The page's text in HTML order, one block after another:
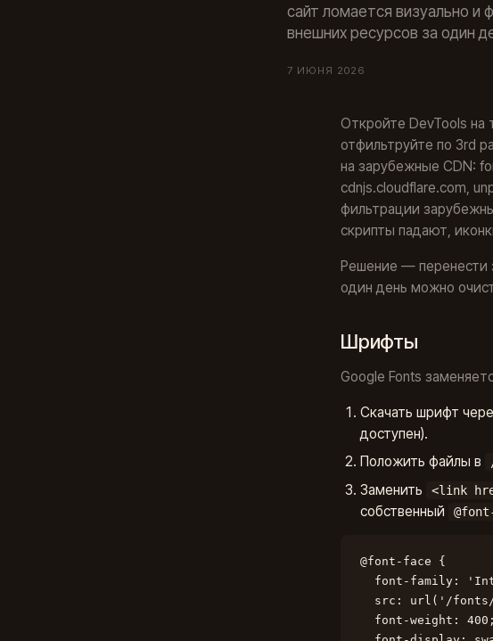
сайт ломается визуально и
внешних ресурсов за один
7 ИЮНЯ 2026
Откройте DevTools
отфильтруйте по 3rd
на зарубежные CDN:
cdnjs.cloudflare.com,
фильтрации
скрипты падают,
Решение — перенести
один день можно
Шрифты
Google Fonts
Скачать шрифт
доступен).
Положить файлы в
Заменить
<link
собственный
@font-face {
font-family:
src: url('/
  font-weight: 400;